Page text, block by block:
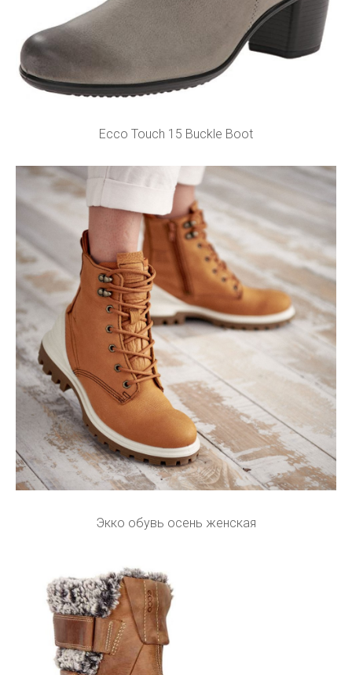
Ecco Touch 15 Buckle Boot
Экко обувь осень женская